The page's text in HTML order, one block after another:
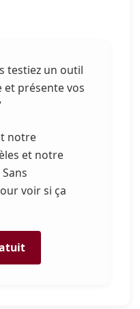
testiez un outil
présente vos
notre
et notre
voir si ça